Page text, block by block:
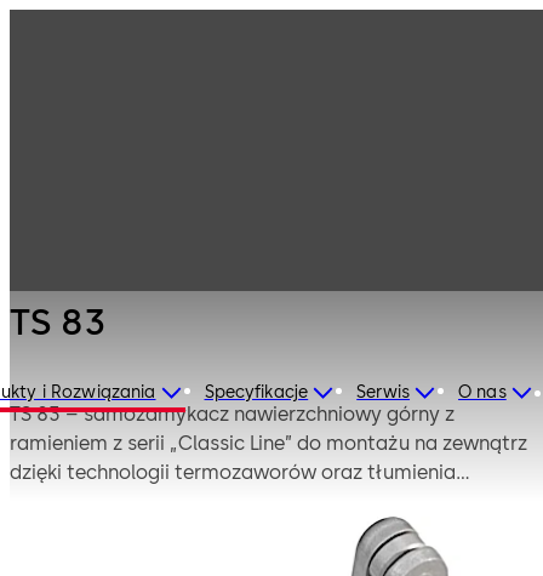
i Rozwiązania Specyfikacje Serwis O nas
TS 83
TS 83 – samozamykacz nawierzchniowy górny z
ramieniem z serii „Classic Line” do montażu na zewnątrz
dzięki technologii termozaworów oraz tłumienia
dwuskrzydłowych standardowych, przeciwpożarowych i